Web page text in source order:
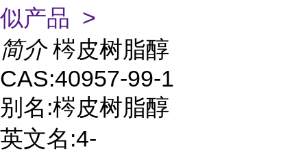
似产品 >
简介 梣皮树脂醇
CAS:40957-99-1
别名:梣皮树脂醇
英文名:4-